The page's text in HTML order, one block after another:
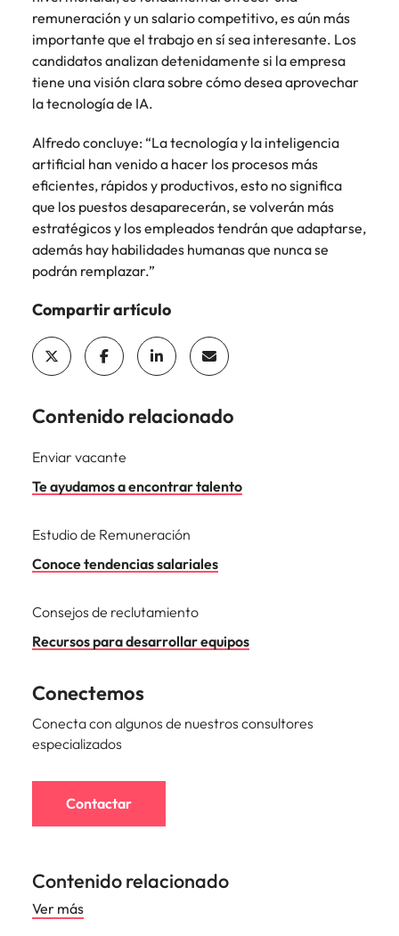
remuneración y un salario competitivo, es aún más
importante que el trabajo en sí sea interesante. Los
candidatos analizan detenidamente si la empresa
tiene una visión clara sobre cómo desea aprovechar
la tecnología de IA.
Alfredo concluye: “La tecnología y la inteligencia
artificial han venido a hacer los procesos más
eficientes, rápidos y productivos, esto no significa
que los puestos desaparecerán, se volverán más
estratégicos y los empleados tendrán que adaptarse,
además hay habilidades humanas que nunca se
podrán remplazar.”
Compartir artículo
Contenido relacionado
Enviar vacante
Te ayudamos a encontrar talento
Estudio de Remuneración
Conoce tendencias salariales
Consejos de reclutamiento
Recursos para desarrollar equipos
Conectemos
Conecta con algunos de nuestros consultores
especializados
Contactar
Contenido relacionado
Ver más